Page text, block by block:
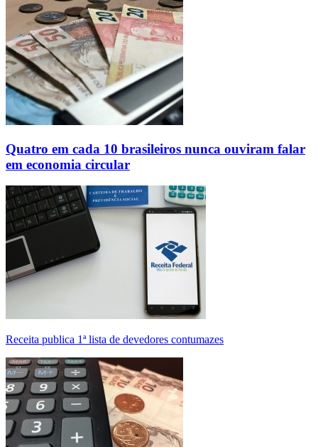
Quatro em cada 10 brasileiros nunca ouviram falar
em economia circular
Receita publica 1ª lista de devedores contumazes